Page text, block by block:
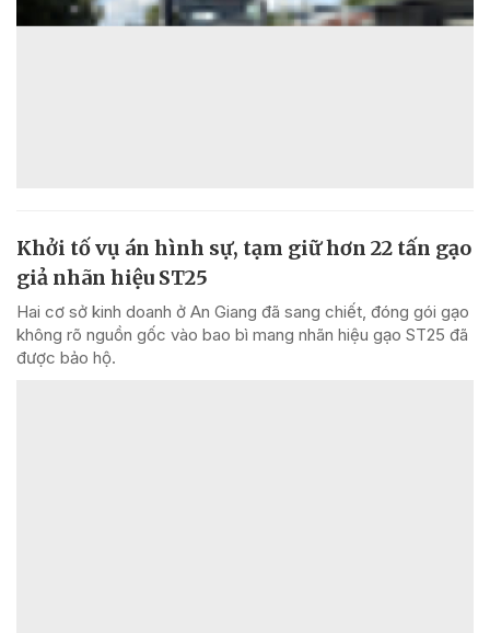
Khởi tố vụ án hình sự, tạm giữ hơn 22 tấn gạo
giả nhãn hiệu ST25
Hai cơ sở kinh doanh ở An Giang đã sang chiết, đóng gói gạo
không rõ nguồn gốc vào bao bì mang nhãn hiệu gạo ST25 đã
được bảo hộ.